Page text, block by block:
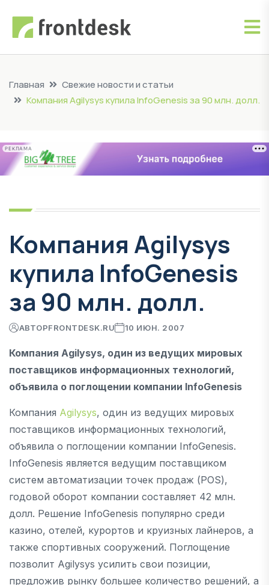
Главная
Свежие новости и статьи
Компания Agilysys купила InfoGenesis за 90 млн. долл.
РЕКЛАМА
Компания Agilysys
купила InfoGenesis
за 90 млн. долл.
АВТОРFRONTDESK.RU 10 ИЮН. 2007
Компания Agilysys, один из ведущих мировых
поставщиков информационных технологий,
объявила о поглощении компании InfoGenesis
Компания Agilysys, один из ведущих мировых
поставщиков информационных технологий,
объявила о поглощении компании InfoGenesis.
InfoGenesis является ведущим поставщиком
систем автоматизации точек продаж (POS),
годовой оборот компании составляет 42 млн.
долл. Решение InfoGenesis популярно среди
казино, отелей, курортов и круизных лайнеров, а
также спортивных сооружений. Поглощение
позволит Agilysys усилить свои позиции,
предложив рынку большее количество решений, а